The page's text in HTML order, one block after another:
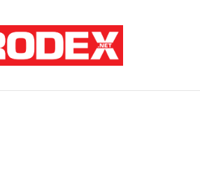
su ga mučili i ubili na najokrutniji